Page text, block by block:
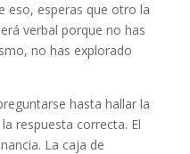
eso, esperas que otro la
verbal porque no has
no has explorado
hasta hallar la
respuesta correcta. El
La caja de